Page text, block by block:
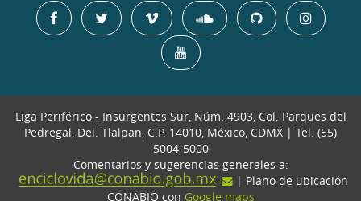
Liga Periférico - Insurgentes Sur, Núm. 4903, Col. Parques del
Pedregal, Del. Tlalpan, C.P. 14010, México, CDMX | Tel. (55)
5004-5000
Comentarios y sugerencias generales a:
| Plano de ubicación
CONABIO con Google maps